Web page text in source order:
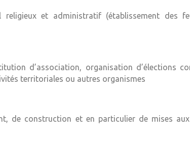
et administratif (établissement des
d’association, organisation d’élections
territoriales ou autres organismes
de construction et en particulier de mises